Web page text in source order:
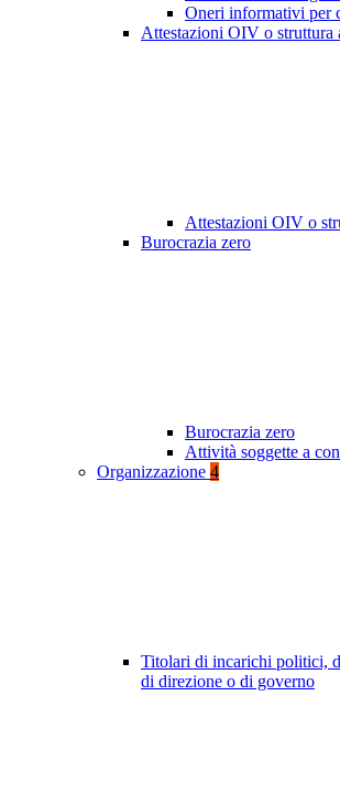
Oneri informativi per
Attestazioni OIV o struttura
Attestazioni OIV o
Burocrazia zero
Burocrazia zero
Attività soggette a
Organizzazione 4
Titolari di incarichi politici,
di direzione o di governo